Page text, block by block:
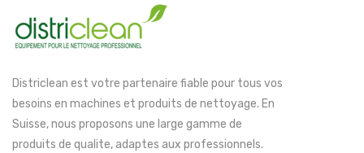
Districlean est votre partenaire fiable pour tous vos
besoins en machines et produits de nettoyage. En
Suisse, nous proposons une large gamme de
produits de qualite, adaptes aux professionnels.